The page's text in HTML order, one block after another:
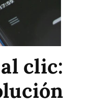
clic: